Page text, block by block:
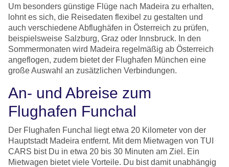
Um besonders günstige Flüge nach Madeira zu erhalten,
lohnt es sich, die Reisedaten flexibel zu gestalten und
auch verschiedene Abflughäfen in Österreich zu prüfen,
beispielsweise Salzburg, Graz oder Innsbruck. In den
Sommermonaten wird Madeira regelmäßig ab Österreich
angeflogen, zudem bietet der Flughafen München eine
große Auswahl an zusätzlichen Verbindungen.
An- und Abreise zum
Flughafen Funchal
Der Flughafen Funchal liegt etwa 20 Kilometer von der
Hauptstadt Madeira entfernt. Mit dem Mietwagen von TUI
CARS bist Du in etwa 20 bis 30 Minuten am Ziel. Ein
Mietwagen bietet viele Vorteile. Du bist damit unabhängig